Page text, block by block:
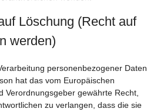
Löschung (Recht auf
werden)
personenbezogener Daten
hat das vom Europäischen
Verordnungsgeber gewährte Recht,
zu verlangen, dass die sie